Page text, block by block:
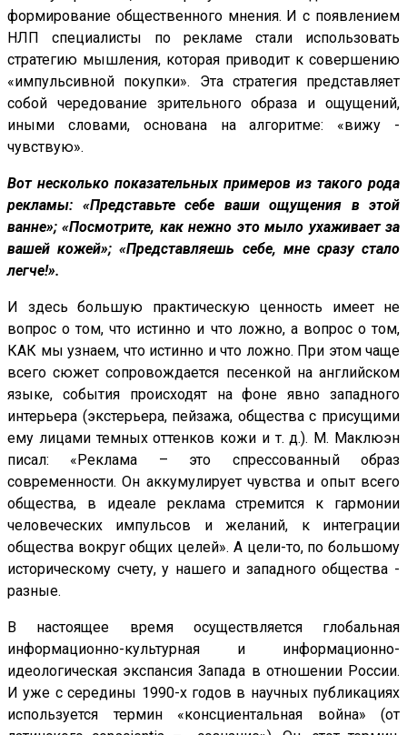
формирование общественного мнения. И с появлением
НЛП специалисты по рекламе стали использовать
стратегию мышления, которая приводит к совершению
«импульсивной покупки». Эта стратегия представляет
собой чередование зрительного образа и ощущений,
иными словами, основана на алгоритме: «вижу -
чувствую».
Вот несколько показательных примеров из такого рода
рекламы: «Представьте себе ваши ощущения в этой
ванне»; «Посмотрите, как нежно это мыло ухаживает за
вашей кожей»; «Представляешь себе, мне сразу стало
легче!».
И здесь большую практическую ценность имеет не
вопрос о том, что истинно и что ложно, а вопрос о том,
КАК мы узнаем, что истинно и что ложно. При этом чаще
всего сюжет сопровождается песенкой на английском
языке, события происходят на фоне явно западного
интерьера (экстерьера, пейзажа, общества с присущими
ему лицами темных оттенков кожи и т. д.). М. Маклюэн
писал: «Реклама – это спрессованный образ
современности. Он аккумулирует чувства и опыт всего
общества, в идеале реклама стремится к гармонии
человеческих импульсов и желаний, к интеграции
общества вокруг общих целей». А цели-то, по большому
историческому счету, у нашего и западного общества -
разные.
В настоящее время осуществляется глобальная
информационно-культурная и информационно-
идеологическая экспансия Запада в отношении России.
И уже с середины 1990-х годов в научных публикациях
используется термин «консциентальная война» (от